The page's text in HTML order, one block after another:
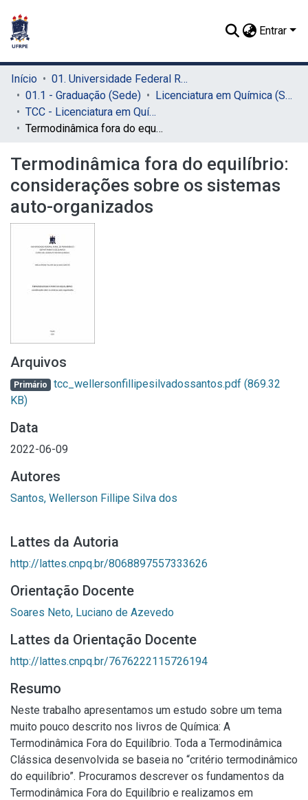
Entrar
Início
01. Universidade Federal Rural de Pernambuco - UFRPE (Sede)
01.1 - Graduação (Sede)
Licenciatura em Química (Sede)
TCC - Licenciatura em Química (Sede)
Termodinâmica fora do equilíbrio: considerações sobre os sistemas auto-organizados
Termodinâmica fora do equilíbrio:
considerações sobre os sistemas
auto-organizados
Arquivos
Primário tcc_wellersonfillipesilvadossantos.pdf (869.32
KB)
Data
2022-06-09
Autores
Santos, Wellerson Fillipe Silva dos
Lattes da Autoria
http://lattes.cnpq.br/8068897557333626
Orientação Docente
Soares Neto, Luciano de Azevedo
Lattes da Orientação Docente
http://lattes.cnpq.br/7676222115726194
Resumo
Neste trabalho apresentamos um estudo sobre um tema
muito pouco descrito nos livros de Química: A
Termodinâmica Fora do Equilíbrio. Toda a Termodinâmica
Clássica desenvolvida se baseia no “critério termodinâmico
do equilíbrio”. Procuramos descrever os fundamentos da
Termodinâmica Fora do Equilíbrio e realizamos em